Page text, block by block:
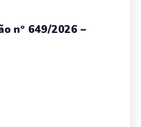
nº 649/2026 –